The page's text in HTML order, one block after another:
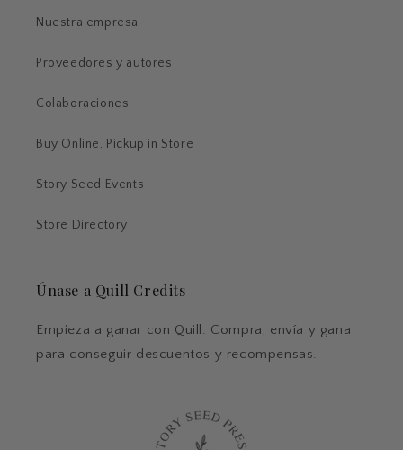
Nuestra empresa
Proveedores y autores
Colaboraciones
Buy Online, Pickup in Store
Story Seed Events
Store Directory
Únase a Quill Credits
Empieza a ganar con Quill. Compra, envía y gana
para conseguir descuentos y recompensas.